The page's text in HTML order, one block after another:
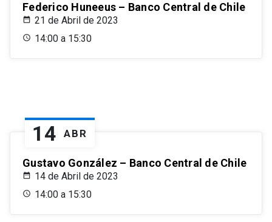
Federico Huneeus – Banco Central de Chile
21 de Abril de 2023
14:00 a 15:30
14 ABR
Gustavo González – Banco Central de Chile
14 de Abril de 2023
14:00 a 15:30